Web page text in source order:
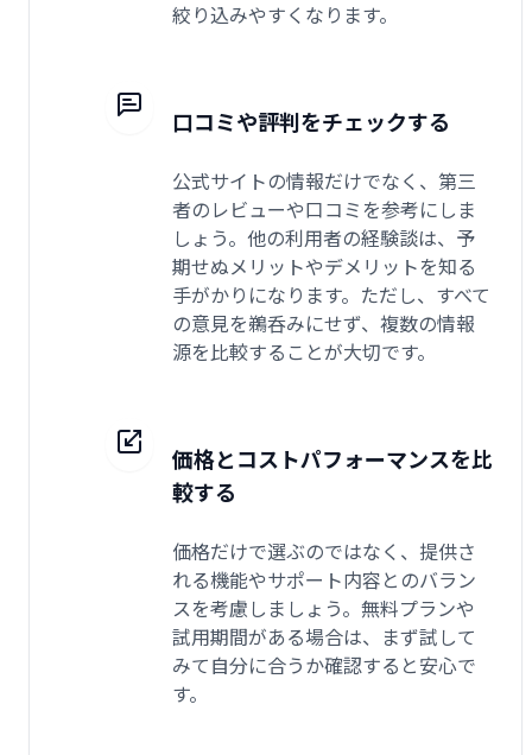
絞り込みやすくなります。
口コミや評判をチェックする
公式サイトの情報だけでなく、第三
者のレビューや口コミを参考にしま
しょう。他の利用者の経験談は、予
期せぬメリットやデメリットを知る
手がかりになります。ただし、すべて
の意見を鵜呑みにせず、複数の情報
源を比較することが大切です。
価格とコストパフォーマンスを比
較する
価格だけで選ぶのではなく、提供さ
れる機能やサポート内容とのバラン
スを考慮しましょう。無料プランや
試用期間がある場合は、まず試して
みて自分に合うか確認すると安心で
す。